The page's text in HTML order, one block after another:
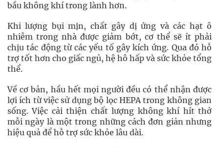
bầu không khí trong lành hơn.
Khi lượng bụi mịn, chất gây dị ứng và các hạt ô
nhiễm trong nhà được giảm bớt, cơ thể sẽ ít phải
chịu tác động từ các yếu tố gây kích ứng. Qua đó hỗ
trợ tốt hơn cho giấc ngủ, hệ hô hấp và sức khỏe tổng
thể.
Về cơ bản, hầu hết mọi người đều có thể nhận được
lợi ích từ việc sử dụng bộ lọc HEPA trong không gian
sống. Việc cải thiện chất lượng không khí hít thở
mỗi ngày là một trong những cách đơn giản nhưng
hiệu quả để hỗ trợ sức khỏe lâu dài.